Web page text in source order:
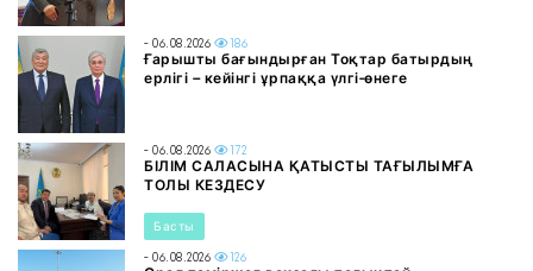
- 06.08.2026 186
Ғарышты бағындырған Тоқтар батырдың
ерлігі – кейінгі ұрпаққа үлгі-өнеге
- 06.08.2026 172
БІЛІМ САЛАСЫНА ҚАТЫСТЫ ТАҒЫЛЫМҒА
ТОЛЫ КЕЗДЕСУ
Басты
- 06.08.2026 126